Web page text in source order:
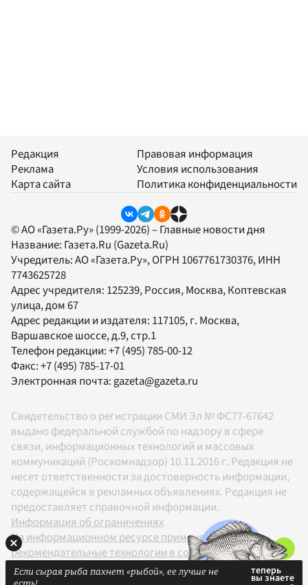
Редакция
Реклама
Карта сайта
Правовая информация
Условия использования
Политика конфиденциальности
© АО «Газета.Ру» (1999-2026) – Главные новости дня
Название: Газета.Ru (Gazeta.Ru)
Учредитель:АО «Газета.Ру», ОГРН 1067761730376, ИНН
7743625728
Адрес учредителя: 125239, Россия, Москва, Коптевская
улица, дом 67
Адрес редакции и издателя: 117105, г. Москва,
Варшавское шоссе, д.9, стр.1
Телефон редакции:+7 (495) 785-00-12
Факс:+7 (495) 785-17-01
Электронная почта:gazeta@gazeta.ru
Свидетельство о регистрации СМИ Эл № ФС77-67642
выдано федеральной службой по надзору в сфере
связи, информационных технологий и массовых
коммуникаций (Роскомнадзор) 10.11.2016 г. Редакция не
несет ответственности за достоверность информации,
содержащейся в рекламных объявлениях. Редакция не
предоставляет справочной информации.
Информация об ограничениях
На информационном ресурсе применяются
рекомендательные технологии в соответствии с
Правилами
Если сырая рыба пахнет «рыбой», ее лучше не